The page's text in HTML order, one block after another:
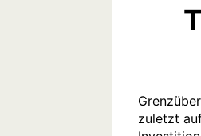
zuletzt